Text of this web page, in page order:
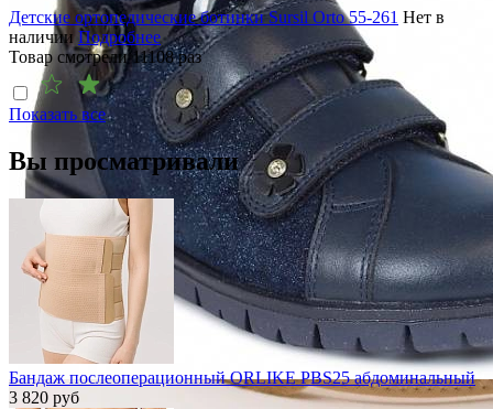
Детские ортопедические ботинки Sursil Orto 55-261 Нет в
наличии Подробнее
Товар смотрели11108раз
Показать все
Вы просматривали
Бандаж послеоперационный ORLIKE PBS25 абдоминальный
3 820 руб